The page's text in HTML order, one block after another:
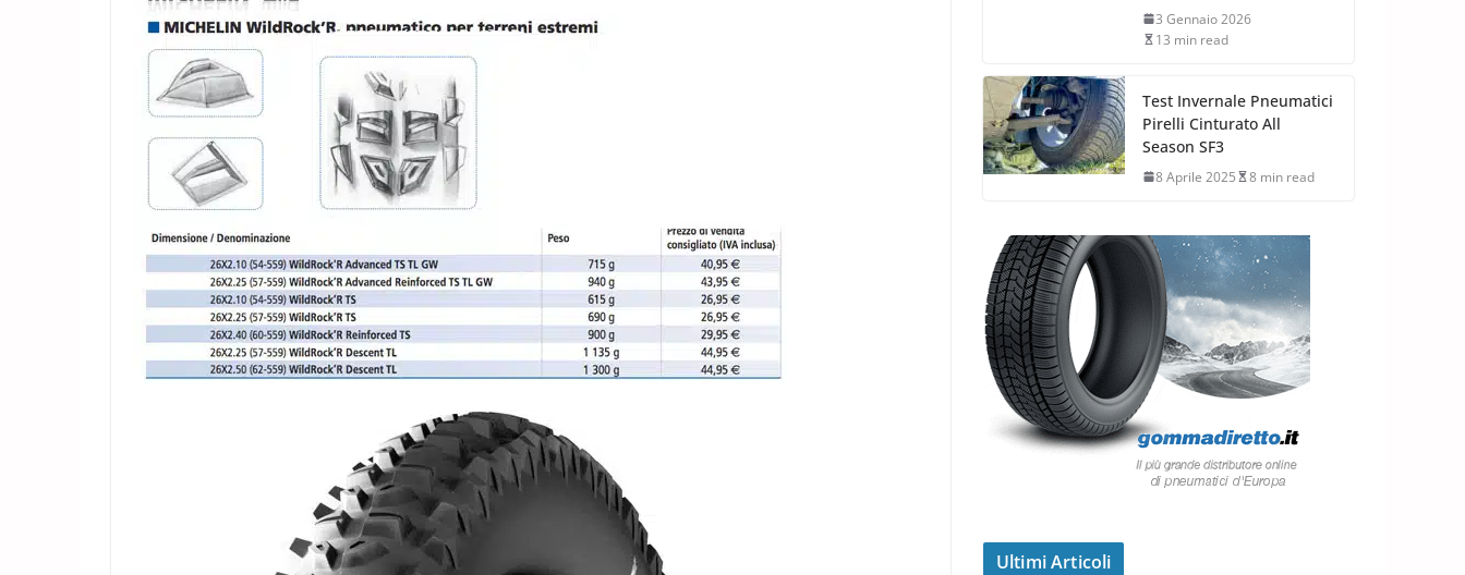
3 Gennaio 2026
13 min read
Test Invernale Pneumatici
Pirelli Cinturato All
Season SF3
8 Aprile 2025 8 min read
Ultimi Articoli